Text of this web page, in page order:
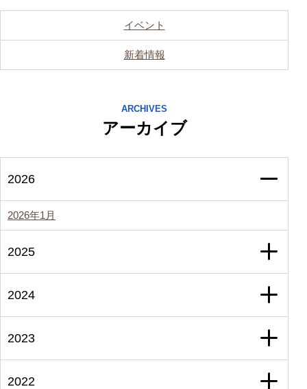
イベント
新着情報
ARCHIVES
アーカイブ
2026
2026年1月
2025
2024
2023
2022